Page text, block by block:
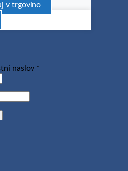
v trgovino
naslov *